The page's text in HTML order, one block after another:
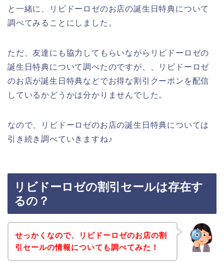
と一緒に、リビドーロゼのお店の誕生日特典について
調べてみることにしました。
ただ、友達にも協力してもらいながらリビドーロゼの
誕生日特典について調べたのですが、、リビドーロゼ
のお店が誕生日特典などでお得な割引クーポンを配信
しているかどうかは分かりませんでした。
なので、リビドーロゼのお店の誕生日特典については
引き続き調べていきますね♪
リビドーロゼの割引セールは存在す
るの？
せっかくなので、リビドーロゼのお店の割
引セールの情報についても調べてみた！